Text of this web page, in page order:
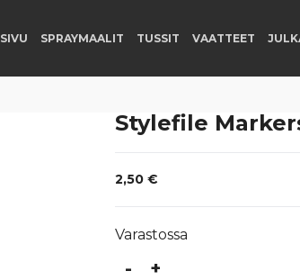
SPRAYMAALIT TUSSIT VAATTEET
Stylefile
2,50 €
Varastossa
-
Stylefile
+